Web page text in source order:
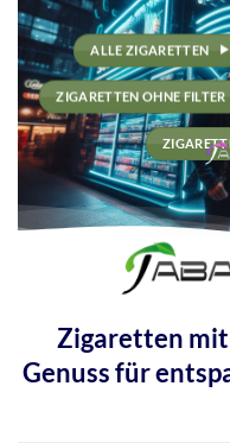
ALLE ZIGARETTEN
ZIGARETTEN OHNE FILTER
Zigaretten
Genuss für